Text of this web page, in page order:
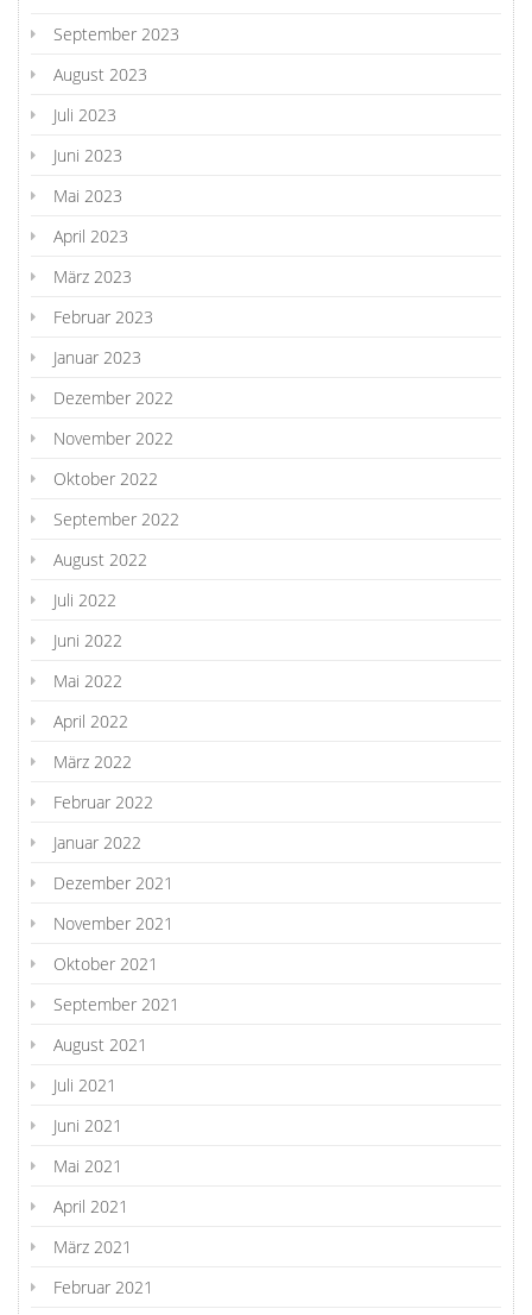
September 2023
August 2023
Juli 2023
Juni 2023
Mai 2023
April 2023
März 2023
Februar 2023
Januar 2023
Dezember 2022
November 2022
Oktober 2022
September 2022
August 2022
Juli 2022
Juni 2022
Mai 2022
April 2022
März 2022
Februar 2022
Januar 2022
Dezember 2021
November 2021
Oktober 2021
September 2021
August 2021
Juli 2021
Juni 2021
Mai 2021
April 2021
März 2021
Februar 2021